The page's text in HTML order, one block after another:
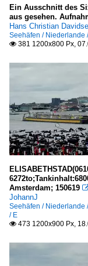
Celebrity
Ein Ausschnitt des
aus gesehen.
Hans Christian
Seehäfen / Niederlande
 381 1200x800 Px,
Amsterdam; 150619
JohannJ
Seehäfen / Niederlande
/ E
 473 1200x900 Px,